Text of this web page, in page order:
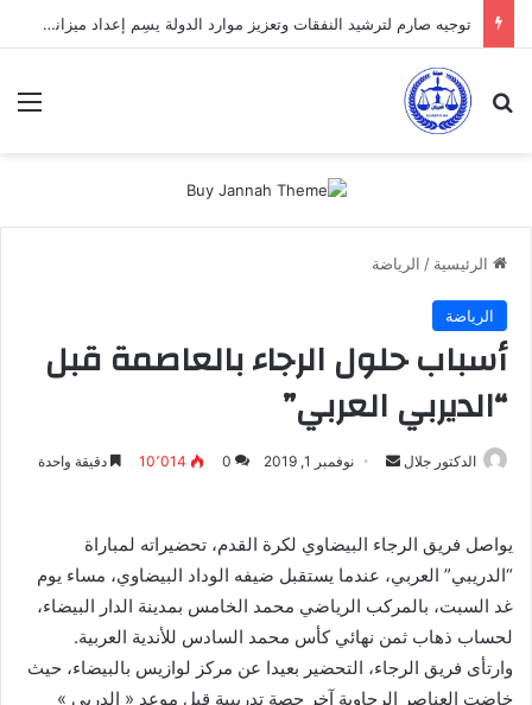
توجيه صارم لترشيد النفقات وتعزيز موارد الدولة يسِم إعداد ميزانية 2027
بحث عن
الرئيسية / الرياضة
الرياضة
أسباب حلول الرجاء بالعاصمة قبل
“الديربي العربي”
الدكتور جلال
أرسل نوفمبر 1, 2019 0 10٬014 دقيقة واحدة
يواصل فريق الرجاء البيضاوي لكرة القدم، تحضيراته لمباراة
“الدريبي” العربي، عندما يستقبل ضيفه الوداد البيضاوي، مساء يوم
غد السبت، بالمركب الرياضي محمد الخامس بمدينة الدار البيضاء،
لحساب ذهاب ثمن نهائي كأس محمد السادس للأندية العربية.
وارتأى فريق الرجاء، التحضير بعيدا عن مركز لوازيس بالبيضاء، حيث
خاضت العناصر الرجاوية آخر حصة تدريبية قبل موعد « الدربي »